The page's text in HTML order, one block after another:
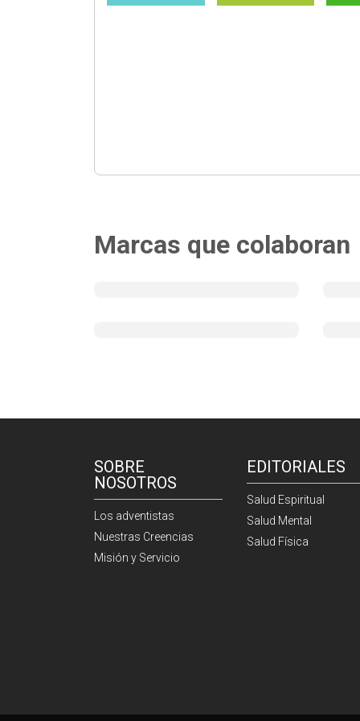
Marcas que colaboran
SOBRE
NOSOTROS
Los adventistas
Nuestras Creencias
Misión y Servicio
EDITORIALES
Salud Espiritual
Salud Mental
Salud Física